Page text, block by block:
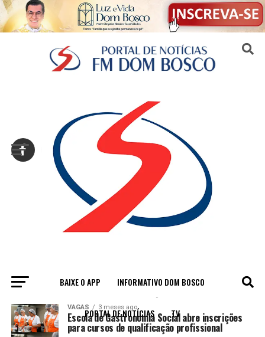
BAIXE O APP INFORMATIVO DOM BOSCO
PORTAL DE NOTÍCIAS TV
All posts tagged "qualificação profissionail"
VAGAS 3 meses ago
Escola de Gastronomia Social abre inscrições
para cursos de qualificação profissional
Sair da versão mobile